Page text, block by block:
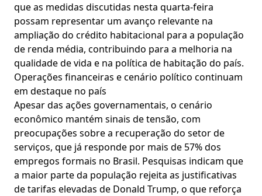
que as medidas discutidas nesta quarta-feira
possam representar um avanço relevante na
ampliação do crédito habitacional para a população
de renda média, contribuindo para a melhoria na
qualidade de vida e na política de habitação do país.
Operações financeiras e cenário político continuam
em destaque no país
Apesar das ações governamentais, o cenário
econômico mantém sinais de tensão, com
preocupações sobre a recuperação do setor de
serviços, que já responde por mais de 57% dos
empregos formais no Brasil. Pesquisas indicam que
a maior parte da população rejeita as justificativas
de tarifas elevadas de Donald Trump, o que reforça